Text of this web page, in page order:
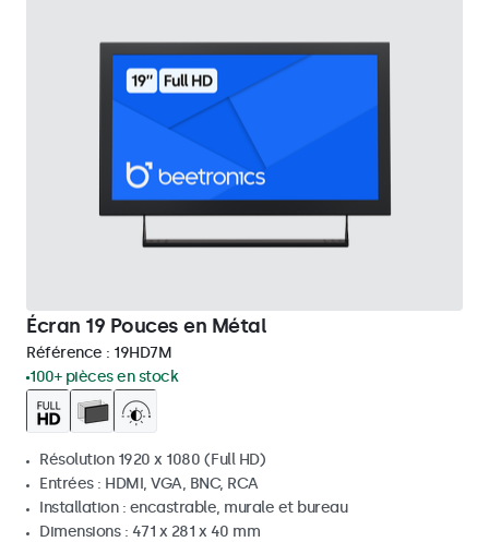
Écran 19 Pouces en Métal
Référence : 19HD7M
100+ pièces en stock
Résolution 1920 x 1080 (Full HD)
Entrées : HDMI, VGA, BNC, RCA
Installation : encastrable, murale et bureau
Dimensions : 471 x 281 x 40 mm